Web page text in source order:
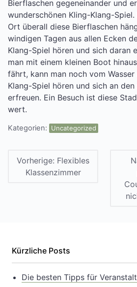
Bierflaschen gegeneinander und
wunderschönen Kling-Klang-
Ort überall diese Bierflaschen
windigen Tagen aus allen Ecken
Klang-Spiel hören und sich daran
man mit einem kleinen Boot
fährt, kann man noch vom
Klang-Spiel hören und sich an
erfreuen. Ein Besuch ist diese
wert.
Kategorien: Uncategorized
Vorherige: Flexibles
Klassenzimmer
Kürzliche Posts
Die besten Tipps für